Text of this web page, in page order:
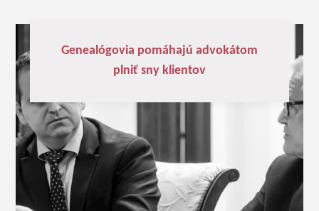
Genealógovia pomáhajú advokátom
plniť sny klientov